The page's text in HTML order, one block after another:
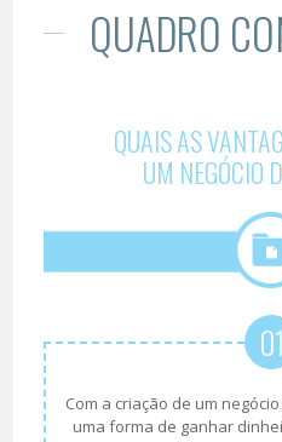
QUADRO
QUAIS AS
UM NEGÓCIO
01
Com a criação de um
uma forma de ganhar